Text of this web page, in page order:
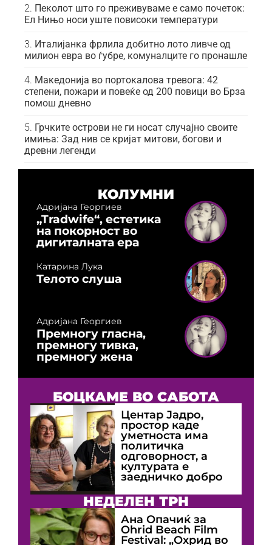
Пеколот што го преживуваме е само почеток:
Ел Нињо носи уште повисоки температури
Италијанка фрлила добитно лото ливче од
милион евра во ѓубре, комуналците го пронашле
Македонија во портокалова тревога: 42
степени, пожари и повеќе од 200 повици во Брза
помош дневно
Грчките острови не ги носат случајно своите
имиња: Зад нив се кријат митови, богови и
древни легенди
КОЛУМНИ
Адријана Георгиев
„Tradwife“, естетика
на покорност во
дигиталната ера
Катарина Лука
Телото слуша
Адријана Георгиев
Премногу гласна,
премногу тивка,
премногу жена
БОЦКАМЕ ВО САБОТА
Центар Јадро,
простор каде
уметноста има
политичка
одговорност, а
културата е
заедничко добро
НЕДЕЛЕН ТРН
Ана Опачиќ за
Оhrid Beach Film
Festival: „Охрид во